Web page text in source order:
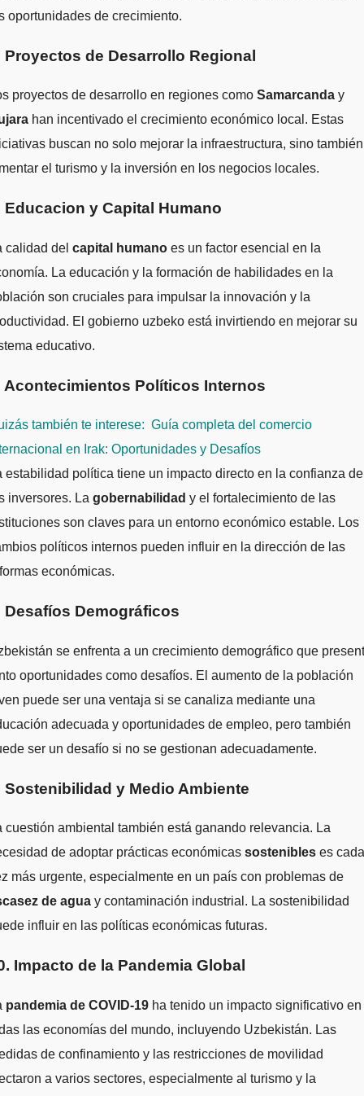
oportunidades de crecimiento.
Proyectos de Desarrollo Regional
proyectos de desarrollo en regiones como Samarcanda y
han incentivado el crecimiento económico local. Estas
buscan no solo mejorar la infraestructura, sino también
el turismo y la inversión en los negocios locales.
Educacion y Capital Humano
calidad del capital humano es un factor esencial en la
La educación y la formación de habilidades en la
son cruciales para impulsar la innovación y la
El gobierno uzbeko está invirtiendo en mejorar su
educativo.
Acontecimientos Políticos Internos
también te interese: Guía completa del comercio
en Irak: Oportunidades y Desafíos
estabilidad política tiene un impacto directo en la confianza de
inversores. La gobernabilidad y el fortalecimiento de las
son claves para un entorno económico estable. Los
políticos internos pueden influir en la dirección de las
económicas.
Desafíos Demográficos
se enfrenta a un crecimiento demográfico que
oportunidades como desafíos. El aumento de la población
puede ser una ventaja si se canaliza mediante una
adecuada y oportunidades de empleo, pero también
ser un desafío si no se gestionan adecuadamente.
Sostenibilidad y Medio Ambiente
cuestión ambiental también está ganando relevancia. La
de adoptar prácticas económicas sostenibles es cada
más urgente, especialmente en un país con problemas de
de agua y contaminación industrial. La sostenibilidad
influir en las políticas económicas futuras.
Impacto de la Pandemia Global
pandemia de COVID-19 ha tenido un impacto significativo en
las economías del mundo, incluyendo Uzbekistán. Las
de confinamiento y las restricciones de movilidad
a varios sectores, especialmente al turismo y la